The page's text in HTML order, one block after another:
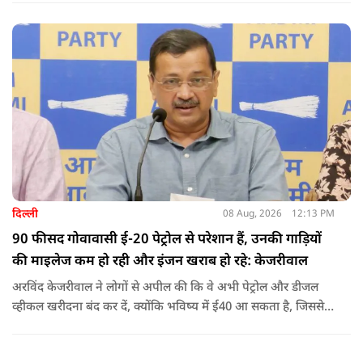
करवाईं और अब वह कुत्ते की तरह दिखने, चलने और रहने की कोशिश
करता है.
दिल्ली 08 Aug, 2026 12:13 PM
90 फीसद गोवावासी ई-20 पेट्रोल से परेशान हैं, उनकी गाड़ियों
की माइलेज कम हो रही और इंजन खराब हो रहे: केजरीवाल
अरविंद केजरीवाल ने लोगों से अपील की कि वे अभी पेट्रोल और डीजल
व्हीकल खरीदना बंद कर दें, क्योंकि भविष्य में ई40 आ सकता है, जिससे